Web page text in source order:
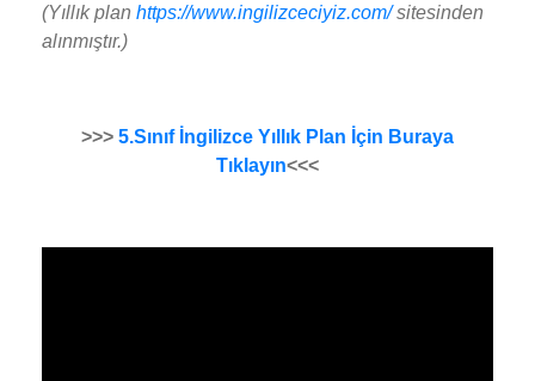
(Yıllık plan https://www.ingilizceciyiz.com/sitesinden
alınmıştır.)
>>> 5.Sınıf İngilizce Yıllık Plan İçin Buraya
Tıklayın<<<